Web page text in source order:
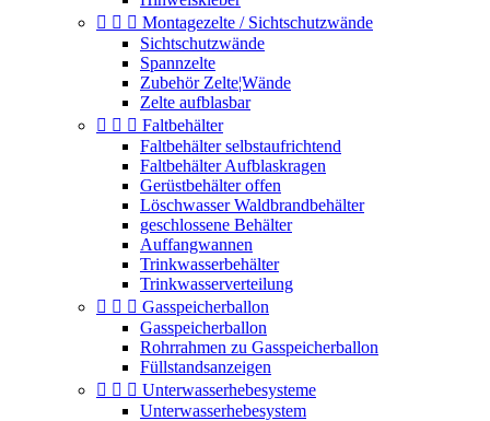
   Montagezelte / Sichtschutzwände
Sichtschutzwände
Spannzelte
Zubehör Zelte¦Wände
Zelte aufblasbar
   Faltbehälter
Faltbehälter selbstaufrichtend
Faltbehälter Aufblaskragen
Gerüstbehälter offen
Löschwasser Waldbrandbehälter
geschlossene Behälter
Auffangwannen
Trinkwasserbehälter
Trinkwasserverteilung
   Gasspeicherballon
Gasspeicherballon
Rohrrahmen zu Gasspeicherballon
Füllstandsanzeigen
   Unterwasserhebesysteme
Unterwasserhebesystem